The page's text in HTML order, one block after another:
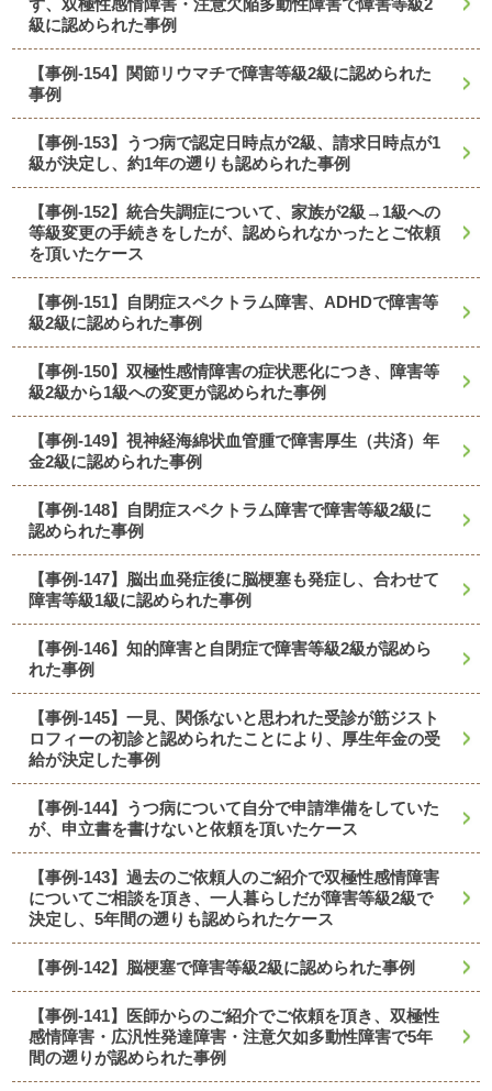
ず、双極性感情障害・注意欠陥多動性障害で障害等級2
級に認められた事例
【事例-154】関節リウマチで障害等級2級に認められた
事例
【事例-153】うつ病で認定日時点が2級、請求日時点が1
級が決定し、約1年の遡りも認められた事例
【事例-152】統合失調症について、家族が2級→1級への
等級変更の手続きをしたが、認められなかったとご依頼
を頂いたケース
【事例-151】自閉症スペクトラム障害、ADHDで障害等
級2級に認められた事例
【事例-150】双極性感情障害の症状悪化につき、障害等
級2級から1級への変更が認められた事例
【事例-149】視神経海綿状血管腫で障害厚生（共済）年
金2級に認められた事例
【事例-148】自閉症スペクトラム障害で障害等級2級に
認められた事例
【事例-147】脳出血発症後に脳梗塞も発症し、合わせて
障害等級1級に認められた事例
【事例-146】知的障害と自閉症で障害等級2級が認めら
れた事例
【事例-145】一見、関係ないと思われた受診が筋ジスト
ロフィーの初診と認められたことにより、厚生年金の受
給が決定した事例
【事例-144】うつ病について自分で申請準備をしていた
が、申立書を書けないと依頼を頂いたケース
【事例-143】過去のご依頼人のご紹介で双極性感情障害
についてご相談を頂き、一人暮らしだが障害等級2級で
決定し、5年間の遡りも認められたケース
【事例-142】脳梗塞で障害等級2級に認められた事例
【事例-141】医師からのご紹介でご依頼を頂き、双極性
感情障害・広汎性発達障害・注意欠如多動性障害で5年
間の遡りが認められた事例